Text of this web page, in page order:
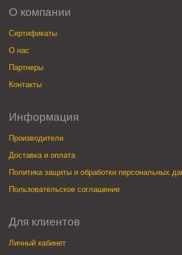
О компании
Сертификаты
О нас
Партнеры
Контакты
Информация
Производители
Доставка и оплата
Политика защиты и обработки персональных
Пользовательское соглашение
Для клиентов
Личный кабинет